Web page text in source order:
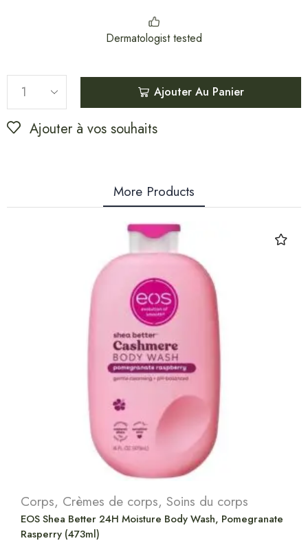
Dermatologist tested
Ajouter Au Panier
Ajouter à vos souhaits
More Products
Corps, Crèmes de corps, Soins du corps
EOS Shea Better 24H Moisture Body Wash, Pomegranate
Rasperry (473ml)